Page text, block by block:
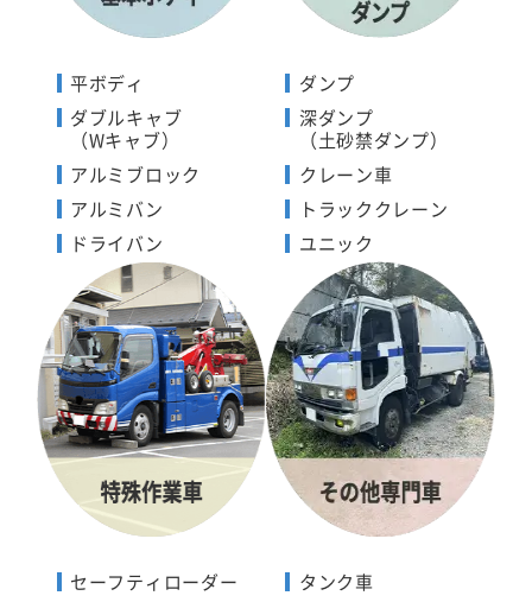
平ボディ
ダブルキャブ
（Wキャブ）
アルミブロック
アルミバン
ドライバン
ダンプ
深ダンプ
（土砂禁ダンプ）
クレーン車
トラッククレーン
ユニック
セーフティローダー
タンク車